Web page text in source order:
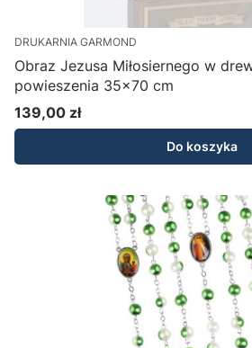
DRUKARNIA GARMOND
Obraz Jezusa Miłosiernego w
powieszenia 35x70 cm
Cena
139,00 zł
Do koszyka